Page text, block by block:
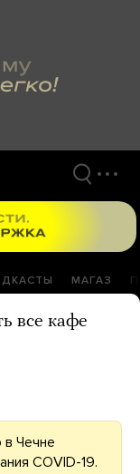
МАГАЗ
все кафе
в Чечне
COVID-19.